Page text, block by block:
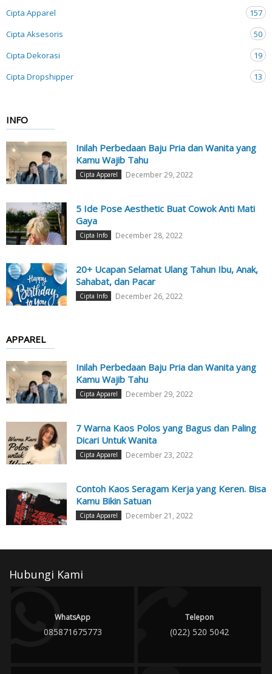
Cipta Apparel
157
Cipta Aksesoris
50
Cipta Dekorasi
19
Cipta Dropshipper
13
INFO
Inilah Perbedaan Baju Pria dan Wanita yang
Kamu Wajib Tahu
Cipta Apparel December 29, 2022
5 Ide Pose Aesthetic Buat Cowok Anti Mati
Gaya
Cipta Info December 28, 2022
20+ Ucapan Selamat Ulang Tahun Ibu, Anak,
Sahabat, dan Pacar
Cipta Info December 26, 2022
APPAREL
Inilah Perbedaan Baju Pria dan Wanita yang
Kamu Wajib Tahu
Cipta Apparel December 29, 2022
7 Warna Kaos Polos yang Bagus dan Paling
Dicari Untuk Wanita
Cipta Apparel December 23, 2022
Contoh Kaos Seragam Kerja yang Keren. Bisa
Kamu Bikin Satuan
Cipta Apparel December 21, 2022
Hubungi Kami
WhatsApp
085871675773
Telepon
(022) 520 5042